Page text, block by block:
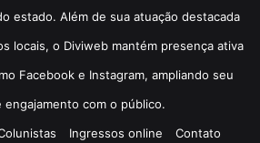
estado. Além de sua atuação destacada
locais, o Diviweb mantém presença ativa
Facebook e Instagram, ampliando seu
engajamento com o público.
Ingressos online Contato